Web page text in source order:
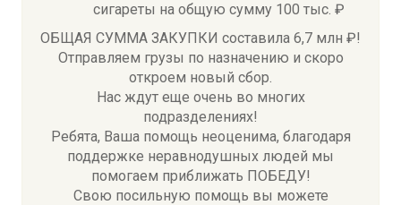
сигареты на общую сумму 100 тыс. ₽
ОБЩАЯ СУММА ЗАКУПКИ составила 6,7 млн ₽!
Отправляем грузы по назначению и скоро
откроем новый сбор.
Нас ждут еще очень во многих
подразделениях!
Ребята, Ваша помощь неоценима, благодаря
поддержке неравнодушных людей мы
помогаем приближать ПОБЕДУ!
Свою посильную помощь вы можете